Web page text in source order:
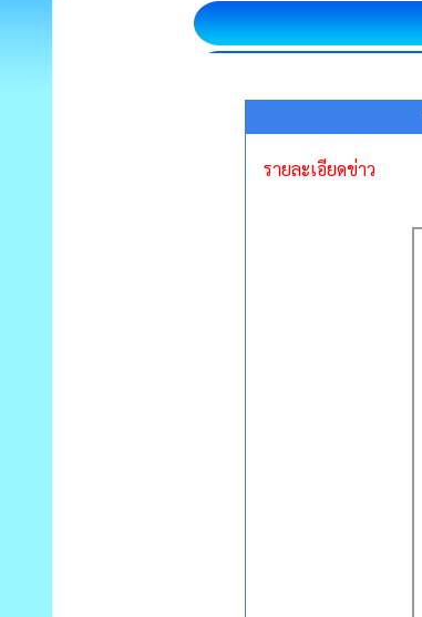
รายละเอียดข่าว